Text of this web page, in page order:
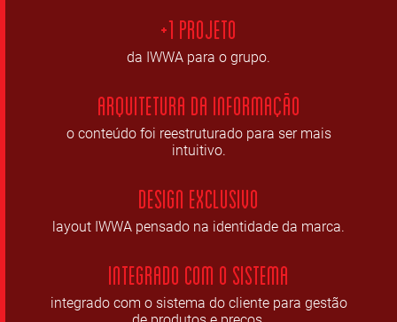
+1 projeto
da IWWA para o grupo.
Arquitetura da informação
o conteúdo foi reestruturado para ser mais
intuitivo.
Design Exclusivo
layout IWWA pensado na identidade da marca.
Integrado com o sistema
integrado com o sistema do cliente para gestão